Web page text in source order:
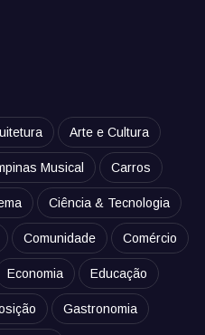
Arte e Cultura
Musical Carros
Ciência & Tecnologia
Comunidade Comércio
Economia Educação
Gastronomia